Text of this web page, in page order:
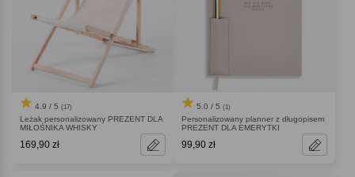
4.9 / 5 (17)
Leżak personalizowany PREZENT DLA
MIŁOŚNIKA WHISKY
169,90 zł
5.0 / 5 (1)
Personalizowany planner z długopisem
PREZENT DLA EMERYTKI
99,90 zł